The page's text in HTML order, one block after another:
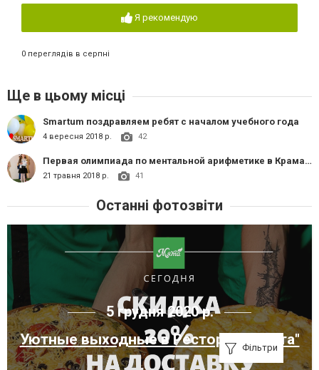
Я рекомендую
0 переглядів в серпні
Ще в цьому місці
Smartum поздравляем ребят с началом учебного года
4 вересня 2018 р. 42
Первая олимпиада по ментальной арифметике в Краматорске
21 травня 2018 р. 41
Останні фотозвіти
5 грудня 2020 р.
Уютные выходные в Ресторане "Мята"
Фільтри